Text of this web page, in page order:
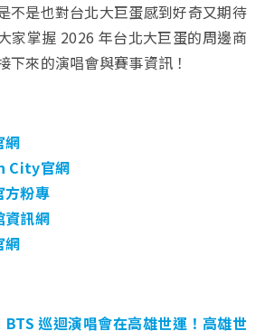
不是也對台北大巨蛋感到好奇又期待
家掌握 2026 年台北大巨蛋的周邊商
下來的演唱會與賽事資訊！
網
City官網
方粉專
資訊網
網
BTS 巡迴演唱會在高雄世運！高雄世